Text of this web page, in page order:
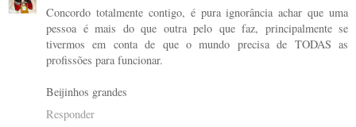
Concordo totalmente contigo, é pura ignorância achar que uma
pessoa é mais do que outra pelo que faz, principalmente se
tivermos em conta de que o mundo precisa de TODAS as
profissões para funcionar.
Beijinhos grandes
Responder